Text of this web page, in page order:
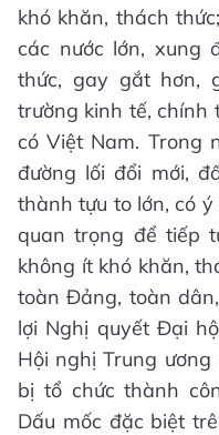
khó khăn, thách
các nước lớn, xung
thức, gay gắt hơn,
trường kinh tế, chính
có Việt Nam. Trong
đường lối đổi mới,
thành tựu to lớn, có
quan trọng để tiếp
không ít khó khăn,
toàn Đảng, toàn
lợi Nghị quyết Đại
Hội nghị Trung
bị tổ chức thành
Dấu mốc đặc biệt